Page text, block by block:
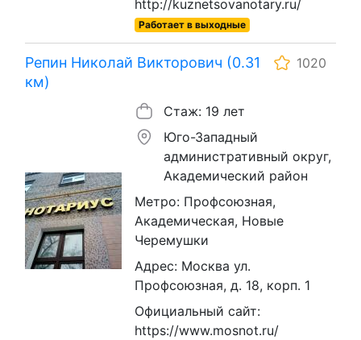
http://kuznetsovanotary.ru/
Работает в выходные
Репин Николай Викторович (0.31
км)
1020
Стаж: 19 лет
Юго-Западный
административный округ,
Академический район
Метро: Профсоюзная,
Академическая, Новые
Черемушки
Адрес: Москва ул.
Профсоюзная, д. 18, корп. 1
Официальный сайт:
https://www.mosnot.ru/